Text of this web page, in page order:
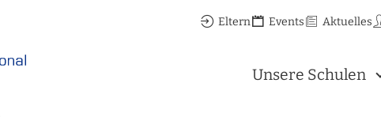
Eltern Events Aktuelles
Unsere Schulen